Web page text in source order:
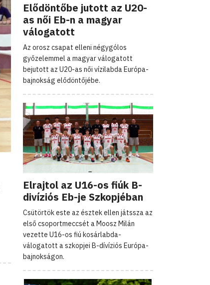
Elődöntőbe jutott az U20-
as női Eb-n a magyar
válogatott
Az orosz csapat elleni négygólos
győzelemmel a magyar válogatott
bejutott az U20-as női vízilabda Európa-
bajnokság elődöntőjébe.
Elrajtol az U16-os fiúk B-
divíziós Eb-je Szkopjéban
Csütörtök este az észtek ellen játssza az
első csoportmeccsét a Moosz Milán
vezette U16-os fiú kosárlabda-
válogatott a szkopjei B-dívíziós Európa-
bajnokságon.